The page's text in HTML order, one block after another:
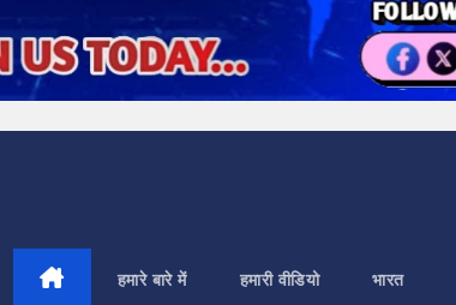
हमारे बारे में हमारी वीडियो भारत